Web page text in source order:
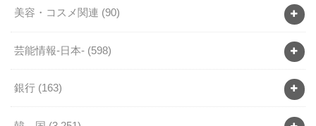
美容・コスメ関連 (90)
芸能情報-日本- (598)
銀行 (163)